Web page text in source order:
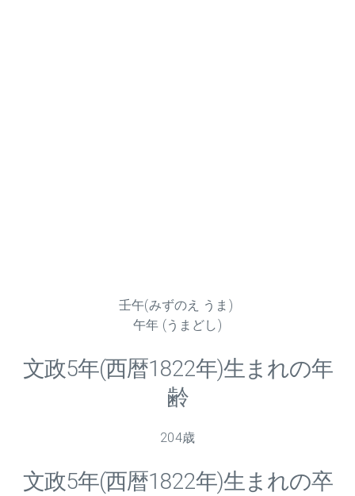
壬午(みずのえ うま)
午年 (うまどし)
文政5年(西暦1822年)生まれの年
齢
204歳
文政5年(西暦1822年)生まれの卒